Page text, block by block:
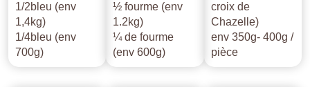
1/2bleu (env
1,4kg)
1/4bleu (env
700g)
½ fourme (env
1.2kg)
¼ de fourme
(env 600g)
croix de
Chazelle)
env 350g- 400g /
pièce